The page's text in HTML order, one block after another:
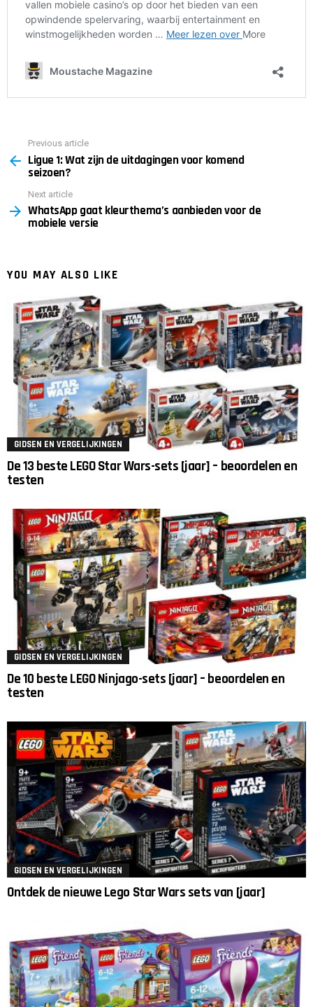
more
Previous article
Ligue 1: Wat zijn de uitdagingen voor komend
seizoen?
Next article
WhatsApp gaat kleurthema’s aanbieden voor de
mobiele versie
YOU MAY ALSO LIKE
GIDSEN EN VERGELIJKINGEN
De 13 beste LEGO Star Wars-sets [jaar] – beoordelen en
testen
GIDSEN EN VERGELIJKINGEN
De 10 beste LEGO Ninjago-sets [jaar] – beoordelen en
testen
GIDSEN EN VERGELIJKINGEN
Ontdek de nieuwe Lego Star Wars sets van [jaar]